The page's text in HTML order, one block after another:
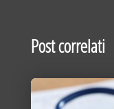
Post correlati